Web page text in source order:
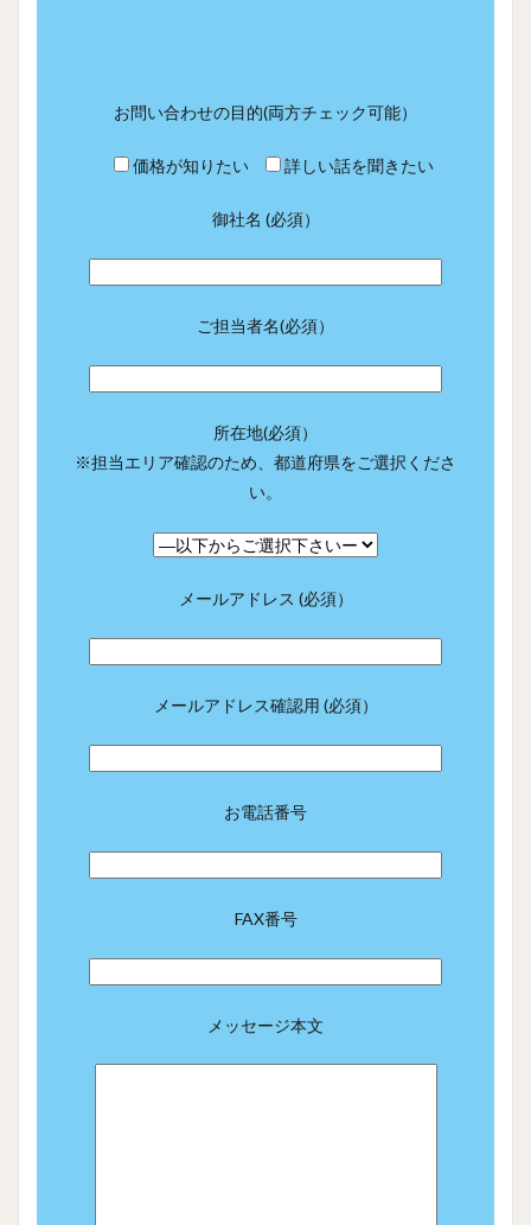
お問い合わせの目的(両方チェック可能）
価格が知りたい 詳しい話を聞きたい
御社名 (必須）
ご担当者名(必須）
所在地(必須）
※担当エリア確認のため、都道府県をご選択くださ
い。
メールアドレス (必須）
メールアドレス確認用 (必須）
お電話番号
FAX番号
メッセージ本文